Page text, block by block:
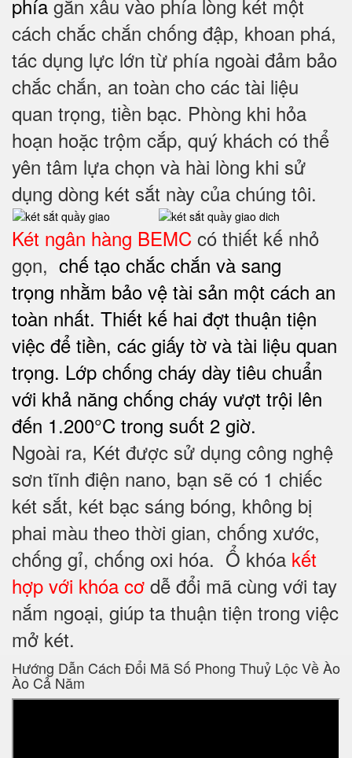
phía gắn xâu vào phía lòng két một
cách chắc chắn chống đập, khoan phá,
tác dụng lực lớn từ phía ngoài đảm bảo
chắc chắn, an toàn cho các tài liệu
quan trọng, tiền bạc. Phòng khi hỏa
hoạn hoặc trộm cắp, quý khách có thể
yên tâm lựa chọn và hài lòng khi sử
dụng dòng két sắt này của chúng tôi.
Két ngân hàng BEMC có thiết kế nhỏ
gọn, chế tạo chắc chắn và sang
trọng nhằm bảo vệ tài sản một cách an
toàn nhất. Thiết kế hai đợt thuận tiện
việc để tiền, các giấy tờ và tài liệu quan
trọng. Lớp chống cháy dày tiêu chuẩn
với khả năng chống cháy vượt trội lên
đến 1.200°C trong suốt 2 giờ.
Ngoài ra, Két được sử dụng công nghệ
sơn tĩnh điện nano, bạn sẽ có 1 chiếc
két sắt, két bạc sáng bóng, không bị
phai màu theo thời gian, chống xước,
chống gỉ, chống oxi hóa. Ổ khóa kết
hợp với khóa cơ dễ đổi mã cùng với tay
nắm ngoại, giúp ta thuận tiện trong việc
mở két.
Hướng Dẫn Cách Đổi Mã Số Phong Thuỷ Lộc Về Ào
Ào Cả Năm